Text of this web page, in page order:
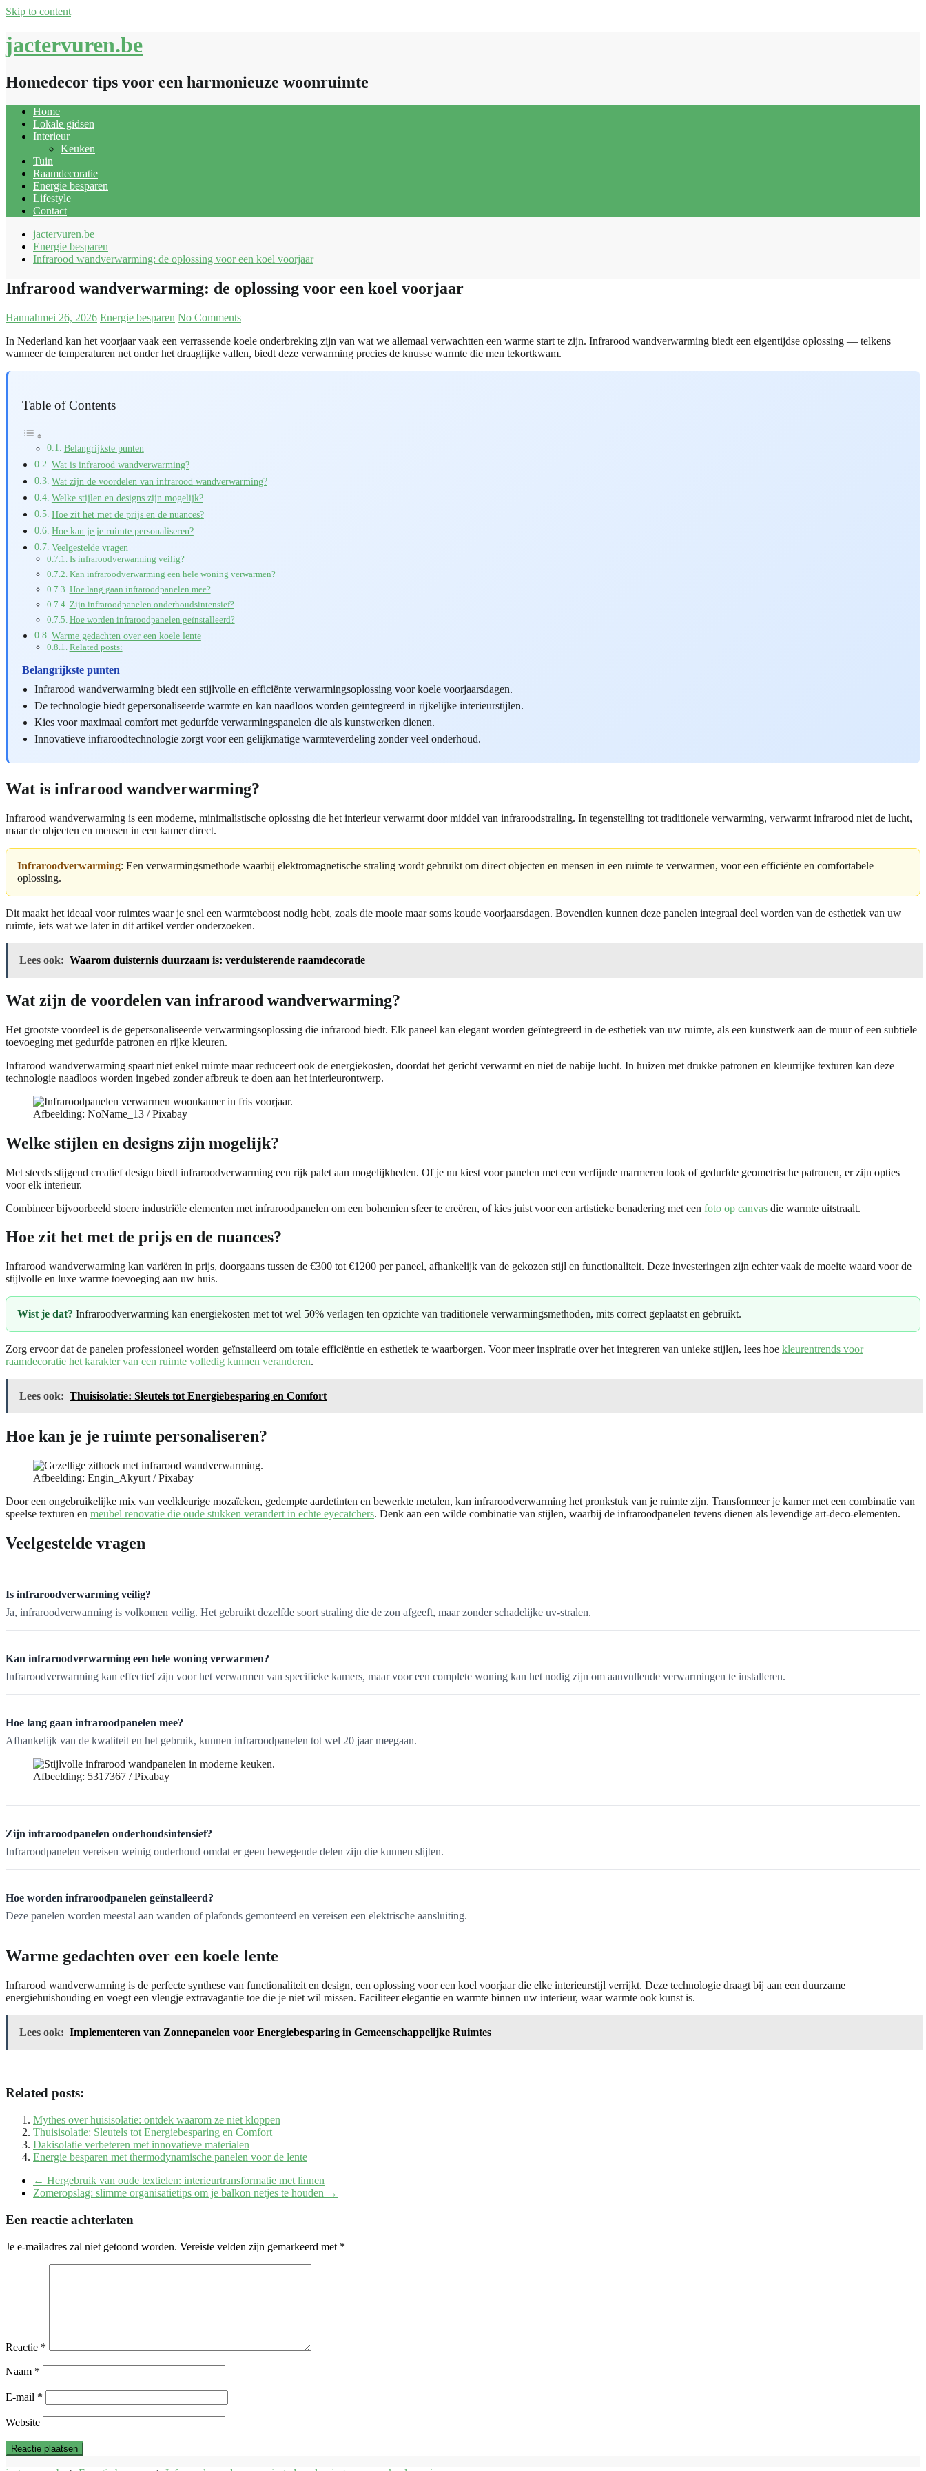
Skip to content
jactervuren.be
Homedecor tips voor een harmonieuze woonruimte
Home
Lokale gidsen
Interieur
Keuken
Tuin
Raamdecoratie
Energie besparen
Lifestyle
Contact
jactervuren.be
Energie besparen
Infrarood wandverwarming: de oplossing voor een koel voorjaar
Infrarood wandverwarming: de oplossing voor een koel voorjaar
Hannahmei 26, 2026 Energie besparen No Comments
In Nederland kan het voorjaar vaak een verrassende koele onderbreking zijn van wat we allemaal verwachtten een warme start te zijn. Infrarood wandverwarming biedt een eigentijdse oplossing — telkens
wanneer de temperaturen net onder het draaglijke vallen, biedt deze verwarming precies de knusse warmte die men tekortkwam.
Table of Contents
Belangrijkste punten
Wat is infrarood wandverwarming?
Wat zijn de voordelen van infrarood wandverwarming?
Welke stijlen en designs zijn mogelijk?
Hoe zit het met de prijs en de nuances?
Hoe kan je je ruimte personaliseren?
Veelgestelde vragen
Is infraroodverwarming veilig?
Kan infraroodverwarming een hele woning verwarmen?
Hoe lang gaan infraroodpanelen mee?
Zijn infraroodpanelen onderhoudsintensief?
Hoe worden infraroodpanelen geïnstalleerd?
Warme gedachten over een koele lente
Related posts:
Belangrijkste punten
Infrarood wandverwarming biedt een stijlvolle en efficiënte verwarmingsoplossing voor koele voorjaarsdagen.
De technologie biedt gepersonaliseerde warmte en kan naadloos worden geïntegreerd in rijkelijke interieurstijlen.
Kies voor maximaal comfort met gedurfde verwarmingspanelen die als kunstwerken dienen.
Innovatieve infraroodtechnologie zorgt voor een gelijkmatige warmteverdeling zonder veel onderhoud.
Wat is infrarood wandverwarming?
Infrarood wandverwarming is een moderne, minimalistische oplossing die het interieur verwarmt door middel van infraroodstraling. In tegenstelling tot traditionele verwarming, verwarmt infrarood niet de lucht,
maar de objecten en mensen in een kamer direct.
Infraroodverwarming: Een verwarmingsmethode waarbij elektromagnetische straling wordt gebruikt om direct objecten en mensen in een ruimte te verwarmen, voor een efficiënte en comfortabele
oplossing.
Dit maakt het ideaal voor ruimtes waar je snel een warmteboost nodig hebt, zoals die mooie maar soms koude voorjaarsdagen. Bovendien kunnen deze panelen integraal deel worden van de esthetiek van uw
ruimte, iets wat we later in dit artikel verder onderzoeken.
Lees ook: Waarom duisternis duurzaam is: verduisterende raamdecoratie
Wat zijn de voordelen van infrarood wandverwarming?
Het grootste voordeel is de gepersonaliseerde verwarmingsoplossing die infrarood biedt. Elk paneel kan elegant worden geïntegreerd in de esthetiek van uw ruimte, als een kunstwerk aan de muur of een subtiele
toevoeging met gedurfde patronen en rijke kleuren.
Infrarood wandverwarming spaart niet enkel ruimte maar reduceert ook de energiekosten, doordat het gericht verwarmt en niet de nabije lucht. In huizen met drukke patronen en kleurrijke texturen kan deze
technologie naadloos worden ingebed zonder afbreuk te doen aan het interieurontwerp.
Afbeelding: NoName_13 / Pixabay
Welke stijlen en designs zijn mogelijk?
Met steeds stijgend creatief design biedt infraroodverwarming een rijk palet aan mogelijkheden. Of je nu kiest voor panelen met een verfijnde marmeren look of gedurfde geometrische patronen, er zijn opties
voor elk interieur.
Combineer bijvoorbeeld stoere industriële elementen met infraroodpanelen om een bohemien sfeer te creëren, of kies juist voor een artistieke benadering met een foto op canvas die warmte uitstraalt.
Hoe zit het met de prijs en de nuances?
Infrarood wandverwarming kan variëren in prijs, doorgaans tussen de €300 tot €1200 per paneel, afhankelijk van de gekozen stijl en functionaliteit. Deze investeringen zijn echter vaak de moeite waard voor de
stijlvolle en luxe warme toevoeging aan uw huis.
Wist je dat? Infraroodverwarming kan energiekosten met tot wel 50% verlagen ten opzichte van traditionele verwarmingsmethoden, mits correct geplaatst en gebruikt.
Zorg ervoor dat de panelen professioneel worden geïnstalleerd om totale efficiëntie en esthetiek te waarborgen. Voor meer inspiratie over het integreren van unieke stijlen, lees hoe kleurentrends voor
raamdecoratie het karakter van een ruimte volledig kunnen veranderen.
Lees ook: Thuisisolatie: Sleutels tot Energiebesparing en Comfort
Hoe kan je je ruimte personaliseren?
Afbeelding: Engin_Akyurt / Pixabay
Door een ongebruikelijke mix van veelkleurige mozaïeken, gedempte aardetinten en bewerkte metalen, kan infraroodverwarming het pronkstuk van je ruimte zijn. Transformeer je kamer met een combinatie van
speelse texturen en meubel renovatie die oude stukken verandert in echte eyecatchers. Denk aan een wilde combinatie van stijlen, waarbij de infraroodpanelen tevens dienen als levendige art-deco-elementen.
Veelgestelde vragen
Is infraroodverwarming veilig?
Ja, infraroodverwarming is volkomen veilig. Het gebruikt dezelfde soort straling die de zon afgeeft, maar zonder schadelijke uv-stralen.
Kan infraroodverwarming een hele woning verwarmen?
Infraroodverwarming kan effectief zijn voor het verwarmen van specifieke kamers, maar voor een complete woning kan het nodig zijn om aanvullende verwarmingen te installeren.
Hoe lang gaan infraroodpanelen mee?
Afhankelijk van de kwaliteit en het gebruik, kunnen infraroodpanelen tot wel 20 jaar meegaan.
Afbeelding: 5317367 / Pixabay
Zijn infraroodpanelen onderhoudsintensief?
Infraroodpanelen vereisen weinig onderhoud omdat er geen bewegende delen zijn die kunnen slijten.
Hoe worden infraroodpanelen geïnstalleerd?
Deze panelen worden meestal aan wanden of plafonds gemonteerd en vereisen een elektrische aansluiting.
Warme gedachten over een koele lente
Infrarood wandverwarming is de perfecte synthese van functionaliteit en design, een oplossing voor een koel voorjaar die elke interieurstijl verrijkt. Deze technologie draagt bij aan een duurzame
energiehuishouding en voegt een vleugje extravagantie toe die je niet wil missen. Faciliteer elegantie en warmte binnen uw interieur, waar warmte ook kunst is.
Lees ook: Implementeren van Zonnepanelen voor Energiebesparing in Gemeenschappelijke Ruimtes
Related posts:
Mythes over huisisolatie: ontdek waarom ze niet kloppen
Thuisisolatie: Sleutels tot Energiebesparing en Comfort
Dakisolatie verbeteren met innovatieve materialen
Energie besparen met thermodynamische panelen voor de lente
← Hergebruik van oude textielen: interieurtransformatie met linnen
Zomeropslag: slimme organisatietips om je balkon netjes te houden →
Een reactie achterlaten
Je e-mailadres zal niet getoond worden. Vereiste velden zijn gemarkeerd met *
Reactie *
Naam *
E-mail *
Website